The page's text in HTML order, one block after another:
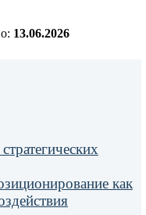
13.06.2026
как